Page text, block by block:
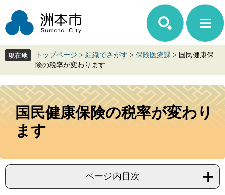
ジ
先
ュ
を
て
本
トップページ > 組織でさがす > 保険医療課 > 国民健康保
険の税率が変わります
本
文
国民健康保険の税率が変わり
ます
ページ内目次